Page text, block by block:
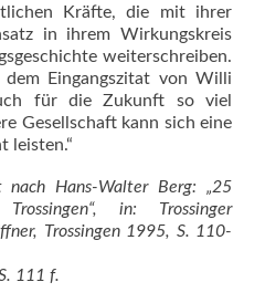
Kräfte, die mit ihrer
in ihrem Wirkungskreis
weiterschreiben.
Eingangszitat von Willi
für die Zukunft so viel
Gesellschaft kann sich eine
leisten.“
Hans-Walter Berg: „25
in: Trossinger
Trossingen 1995, S. 110-
111 f.